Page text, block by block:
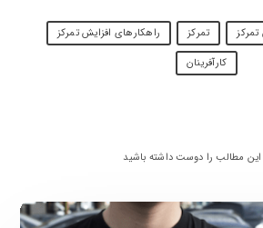
تمرکز
راهکارهای افزایش تمرکز
کارآفرینان
مطالب را دوست داشته باشید
داستان